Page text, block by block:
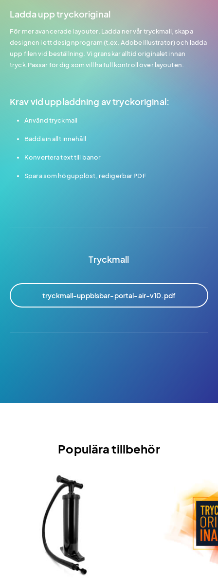
Ladda upp tryckoriginal
För mer avancerade layouter. Ladda ner vår tryckmall, skapa
designen i ett designprogram (t.ex. Adobe Illustrator) och ladda
upp filen vid beställning. Vi granskar alltid originalet innan
tryck.Passar för dig som vill ha full kontroll över layouten.
Krav vid uppladdning av tryckoriginal:
Använd tryckmall
Bädda in allt innehåll
Konvertera text till banor
Spara som högupplöst, redigerbar PDF
Tryckmall
tryckmall-uppblsbar-portal-air-v10.pdf
Populära tillbehör